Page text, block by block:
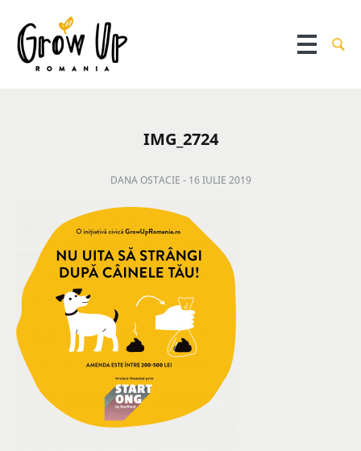
IMG_2724
DANA OSTACIE - 16 IULIE 2019